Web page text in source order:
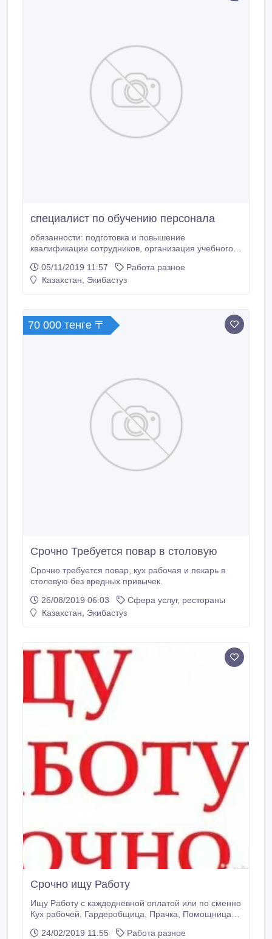
специалист по обучению персонала
обязанности: подготовка и повышение
квалификации сотрудников, организация учебного
организация системных мероприятий,
документооборот и т.д.
05/11/2019 11:57
Работа разное
Казахстан, Экибастуз
70 000 тенге 〒
Срочно Требуется повар в столовую
Срочно требуется повар, кух рабочая и пекарь в
столовую без вредных привычек.
26/08/2019 06:03
Сфера услуг, рестораны
Казахстан, Экибастуз
Срочно ищу Работу
Ищу Работу с каждодневной оплатой или по сменно
Кух рабочей, Гардеробщица, Прачка, Помощница в
Целеустремленная, Честная, Доброжелательная,
24/02/2019 11:55
Работа разное